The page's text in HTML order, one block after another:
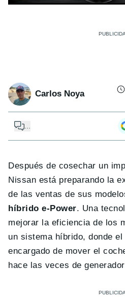
Carlos Noya
Después de cosechar un
Nissan está preparando la
de las ventas de sus
híbrido e-Power. Una
mejorar la eficiencia de los
un sistema híbrido, donde
encargado de mover el
hace las veces de